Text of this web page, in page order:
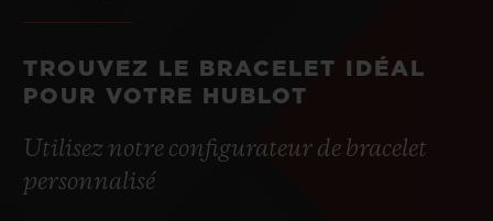
TROUVEZ LE BRACELET IDÉAL
POUR VOTRE HUBLOT
Utilisez notre configurateur de bracelet
personnalisé